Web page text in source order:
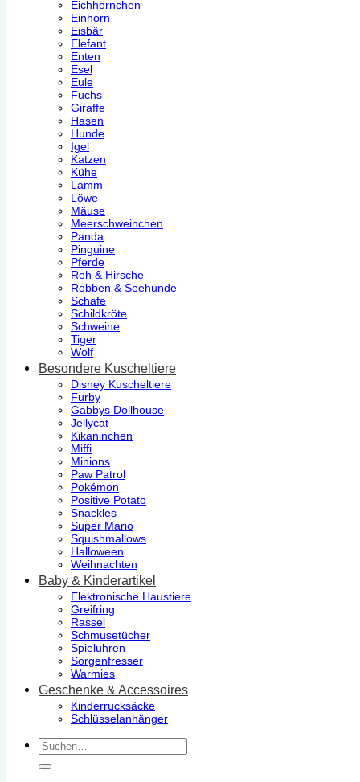
Eichhörnchen
Einhorn
Eisbär
Elefant
Enten
Esel
Eule
Fuchs
Giraffe
Hasen
Hunde
Igel
Katzen
Kühe
Lamm
Löwe
Mäuse
Meerschweinchen
Panda
Pinguine
Pferde
Reh & Hirsche
Robben & Seehunde
Schafe
Schildkröte
Schweine
Tiger
Wolf
Besondere Kuscheltiere
Disney Kuscheltiere
Furby
Gabbys Dollhouse
Jellycat
Kikaninchen
Miffi
Minions
Paw Patrol
Pokémon
Positive Potato
Snackles
Super Mario
Squishmallows
Halloween
Weihnachten
Baby & Kinderartikel
Elektronische Haustiere
Greifring
Rassel
Schmusetücher
Spieluhren
Sorgenfresser
Warmies
Geschenke & Accessoires
Kinderrucksäcke
Schlüsselanhänger
Suchen